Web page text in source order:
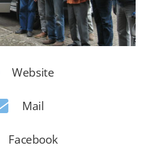
Website
Mail
Facebook